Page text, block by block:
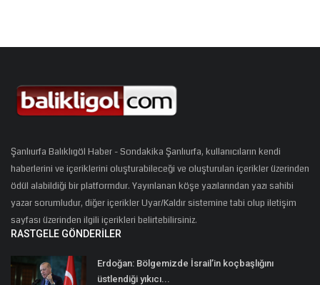
Şanlıurfa Balıklıgöl Haber - Sondakika Şanlıurfa, kullanıcıların kendi
haberlerini ve içeriklerini oluşturabileceği ve oluşturulan içerikler üzerinden
ödül alabildiği bir platformdur. Yayınlanan köşe yazılarından yazı sahibi
yazar sorumludur, diğer içerikler Uyar/Kaldır sistemine tabi olup iletişim
sayfası üzerinden ilgili içerikleri belirtebilirsiniz.
RASTGELE GÖNDERILER
Erdoğan: Bölgemizde İsrail’in koçbaşlığını
üstlendiği yıkıcı...